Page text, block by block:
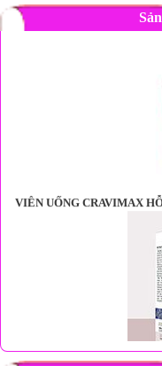
VIÊN UỐNG CRAVIMAX
Kem dưỡng trắng da toàn